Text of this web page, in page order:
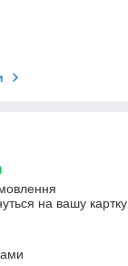
на вашу картку